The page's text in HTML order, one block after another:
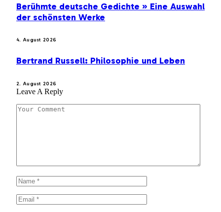
Berühmte deutsche Gedichte » Eine Auswahl
der schönsten Werke
4. August 2026
Bertrand Russell: Philosophie und Leben
2. August 2026
Leave A Reply